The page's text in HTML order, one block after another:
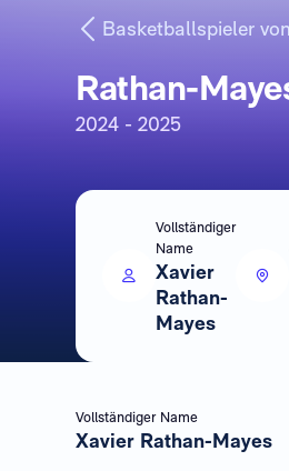
Basketballspieler
Rathan-
2024 - 2025
Vollständiger
Name
Xavier
Rathan-
Mayes
Vollständiger Name
Xavier Rathan-Mayes